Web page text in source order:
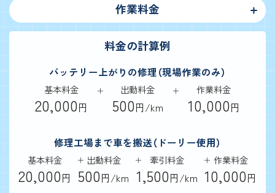
作業料金
料金の計算例
バッテリー上がりの修理（現場作業のみ）
基本料金
20,000円
出動料金
500円/km
作業料金
10,000円
修理工場まで車を搬送（ドーリー使用）
基本料金
20,000円
出動料金
500円/km
牽引料金
1,500円/km
作業料金
10,000円